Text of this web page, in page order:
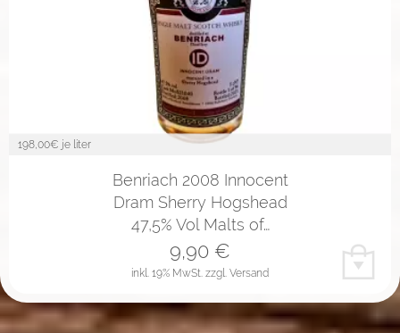
198,00€ je liter
Benriach 2008 Innocent
Dram Sherry Hogshead
47,5% Vol Malts of…
inkl. 19% MwSt. zzgl. Versand
9,90 €